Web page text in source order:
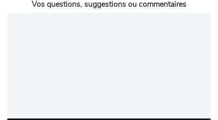
Vos questions, suggestions ou commentaires